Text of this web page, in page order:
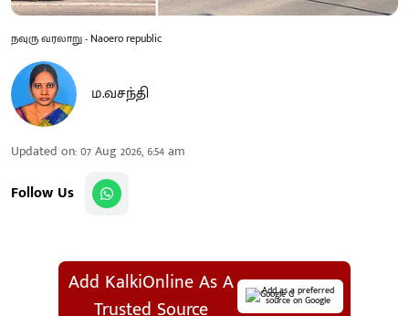
நவுரு வரலாறு - Naoero republic
ம.வசந்தி
Updated on:07 Aug 2026, 6:54 am
Follow Us
Add KalkiOnline As A
Add as a preferred
source on Google